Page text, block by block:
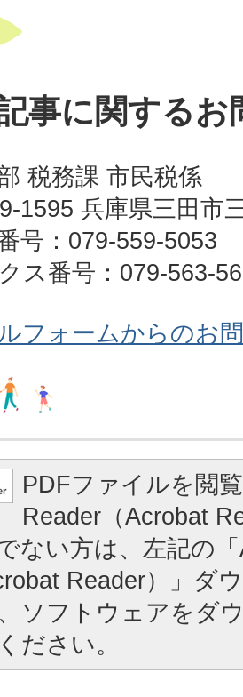
事に関するお
税務課 市民税係
1595 兵庫県三田市
号：079-559-5053
ス番号：079-563-
フォームからのお
PDFファイルを閲
Reader（Acrobat
ない方は、左記の
Reader）」ダ
ソフトウェアをダ
ださい。